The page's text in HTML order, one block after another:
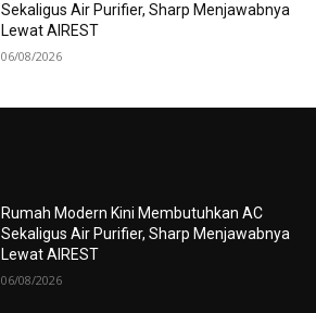
Sekaligus Air Purifier, Sharp Menjawabnya
Lewat AIREST
06/08/2026
Rumah Modern Kini Membutuhkan AC
Sekaligus Air Purifier, Sharp Menjawabnya
Lewat AIREST
06/08/2026